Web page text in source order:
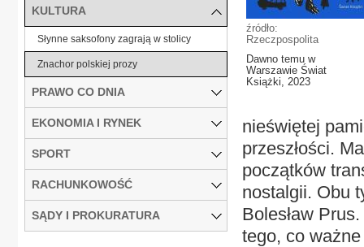
źródło:
Rzeczpospolita
Dawno temu w
Warszawie Świat
Książki, 2023
nieświętej
przeszłości.
początków
nostalgii. Obu
Bolesław
tego, co
KULTURA
Słynne saksofony zagrają w stolicy
Znachor polskiej prozy
PRAWO CO DNIA
EKONOMIA I RYNEK
SPORT
RACHUNKOWOŚĆ
SĄDY I PROKURATURA